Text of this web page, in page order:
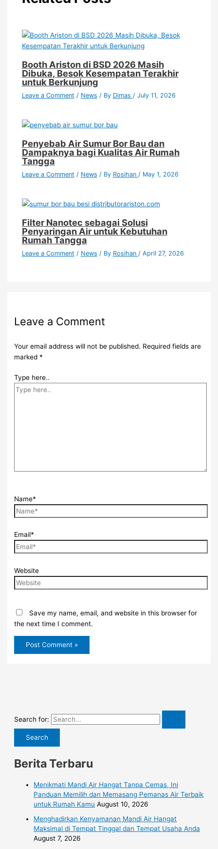
Booth Ariston di BSD 2026 Masih
Dibuka, Besok Kesempatan Terakhir
untuk Berkunjung
Leave a Comment / News / By Dimas / July 11, 2026
Penyebab Air Sumur Bor Bau dan
Dampaknya bagi Kualitas Air Rumah
Tangga
Leave a Comment / News / By Rosihan / May 1, 2026
Filter Nanotec sebagai Solusi
Penyaringan Air untuk Kebutuhan
Rumah Tangga
Leave a Comment / News / By Rosihan / April 27, 2026
Leave a Comment
Your email address will not be published. Required fields are
marked *
Type here..
Name*
Email*
Website
Save my name, email, and website in this browser for
the next time I comment.
Search for:
Berita Terbaru
Menikmati Mandi Air Hangat Tanpa Cemas, Ini
Panduan Memilih dan Memasang Pemanas Air Terbaik
untuk Rumah Kamu August 10, 2026
Menghadirkan Kenyamanan Mandi Air Hangat
Maksimal di Tempat Tinggal dan Tempat Usaha Anda
August 7, 2026